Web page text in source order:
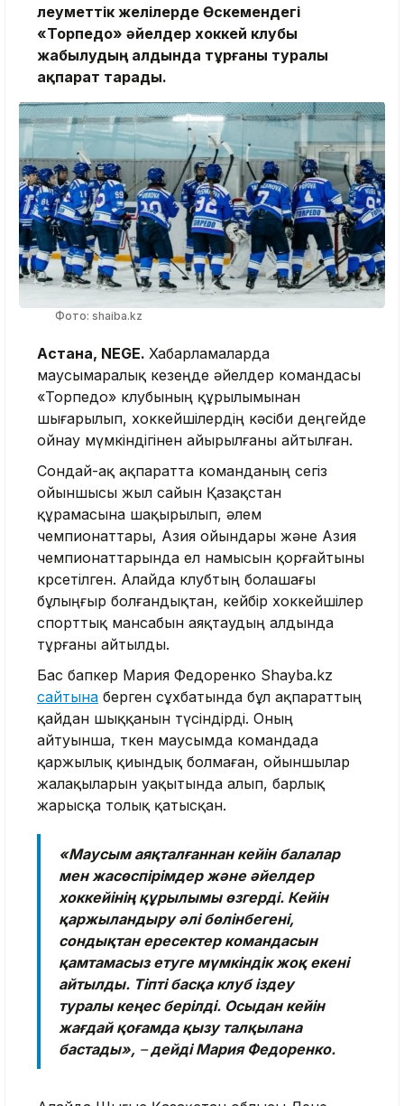
Әлеуметтік желілерде Өскемендегі
«Торпедо» әйелдер хоккей клубы
жабылудың алдында тұрғаны туралы
ақпарат тарады.
Фото: shaiba.kz
Астана, NEGE. Хабарламаларда
маусымаралық кезеңде әйелдер командасы
«Торпедо» клубының құрылымынан
шығарылып, хоккейшілердің кәсіби деңгейде
ойнау мүмкіндігінен айырылғаны айтылған.
Сондай-ақ ақпаратта команданың сегіз
ойыншысы жыл сайын Қазақстан
құрамасына шақырылып, әлем
чемпионаттары, Азия ойындары және Азия
чемпионаттарында ел намысын қорғайтыны
көрсетілген. Алайда клубтың болашағы
бұлыңғыр болғандықтан, кейбір хоккейшілер
спорттық мансабын аяқтаудың алдында
тұрғаны айтылды.
Бас бапкер Мария Федоренко Shayba.kz
сайтына берген сұхбатында бұл ақпараттың
қайдан шыққанын түсіндірді. Оның
айтуынша, өткен маусымда командада
қаржылық қиындық болмаған, ойыншылар
жалақыларын уақытында алып, барлық
жарысқа толық қатысқан.
«Маусым аяқталғаннан кейін балалар
мен жасөспірімдер және әйелдер
хоккейінің құрылымы өзгерді. Кейін
қаржыландыру әлі бөлінбегені,
сондықтан ересектер командасын
қамтамасыз етуге мүмкіндік жоқ екені
айтылды. Тіпті басқа клуб іздеу
туралы кеңес берілді. Осыдан кейін
жағдай қоғамда қызу талқылана
бастады», –дейді Мария Федоренко.